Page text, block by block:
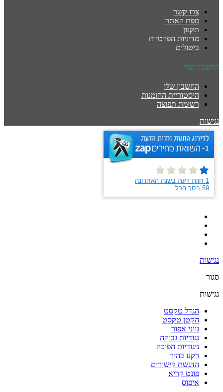
צרו קשר
מפת האתר
תקנון
מדיניות הפרטיות
ביטולים
החשבון שלי
החשבון שלי
היסטוריית ההזמנות
רשימת תפוצה
נגישות
נגישות
סגור
נגישות
הגדל טקסט
הקטן טקסט
גווני אפור
נגודיות גבוהה
ניגודיות הפוכה
רקע בהיר
הדגשת קישורים
פונט קריא
איפוס